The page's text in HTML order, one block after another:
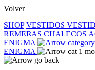
Volver
SHOP VESTIDOS
REMERAS CHALECOS
ENIGMA
ENIGMA